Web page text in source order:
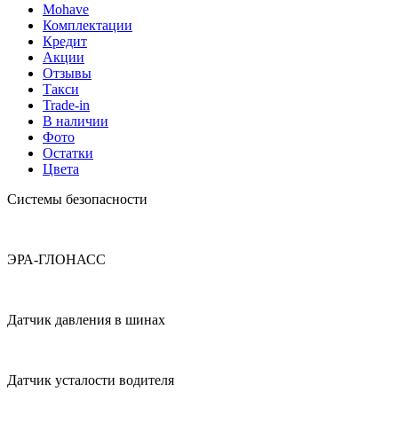
Mohave
Комплектации
Кредит
Акции
Отзывы
Такси
Trade-in
В наличии
Фото
Остатки
Цвета
Системы безопасности
ЭРА-ГЛОНАСС
Датчик давления в шинах
Датчик усталости водителя